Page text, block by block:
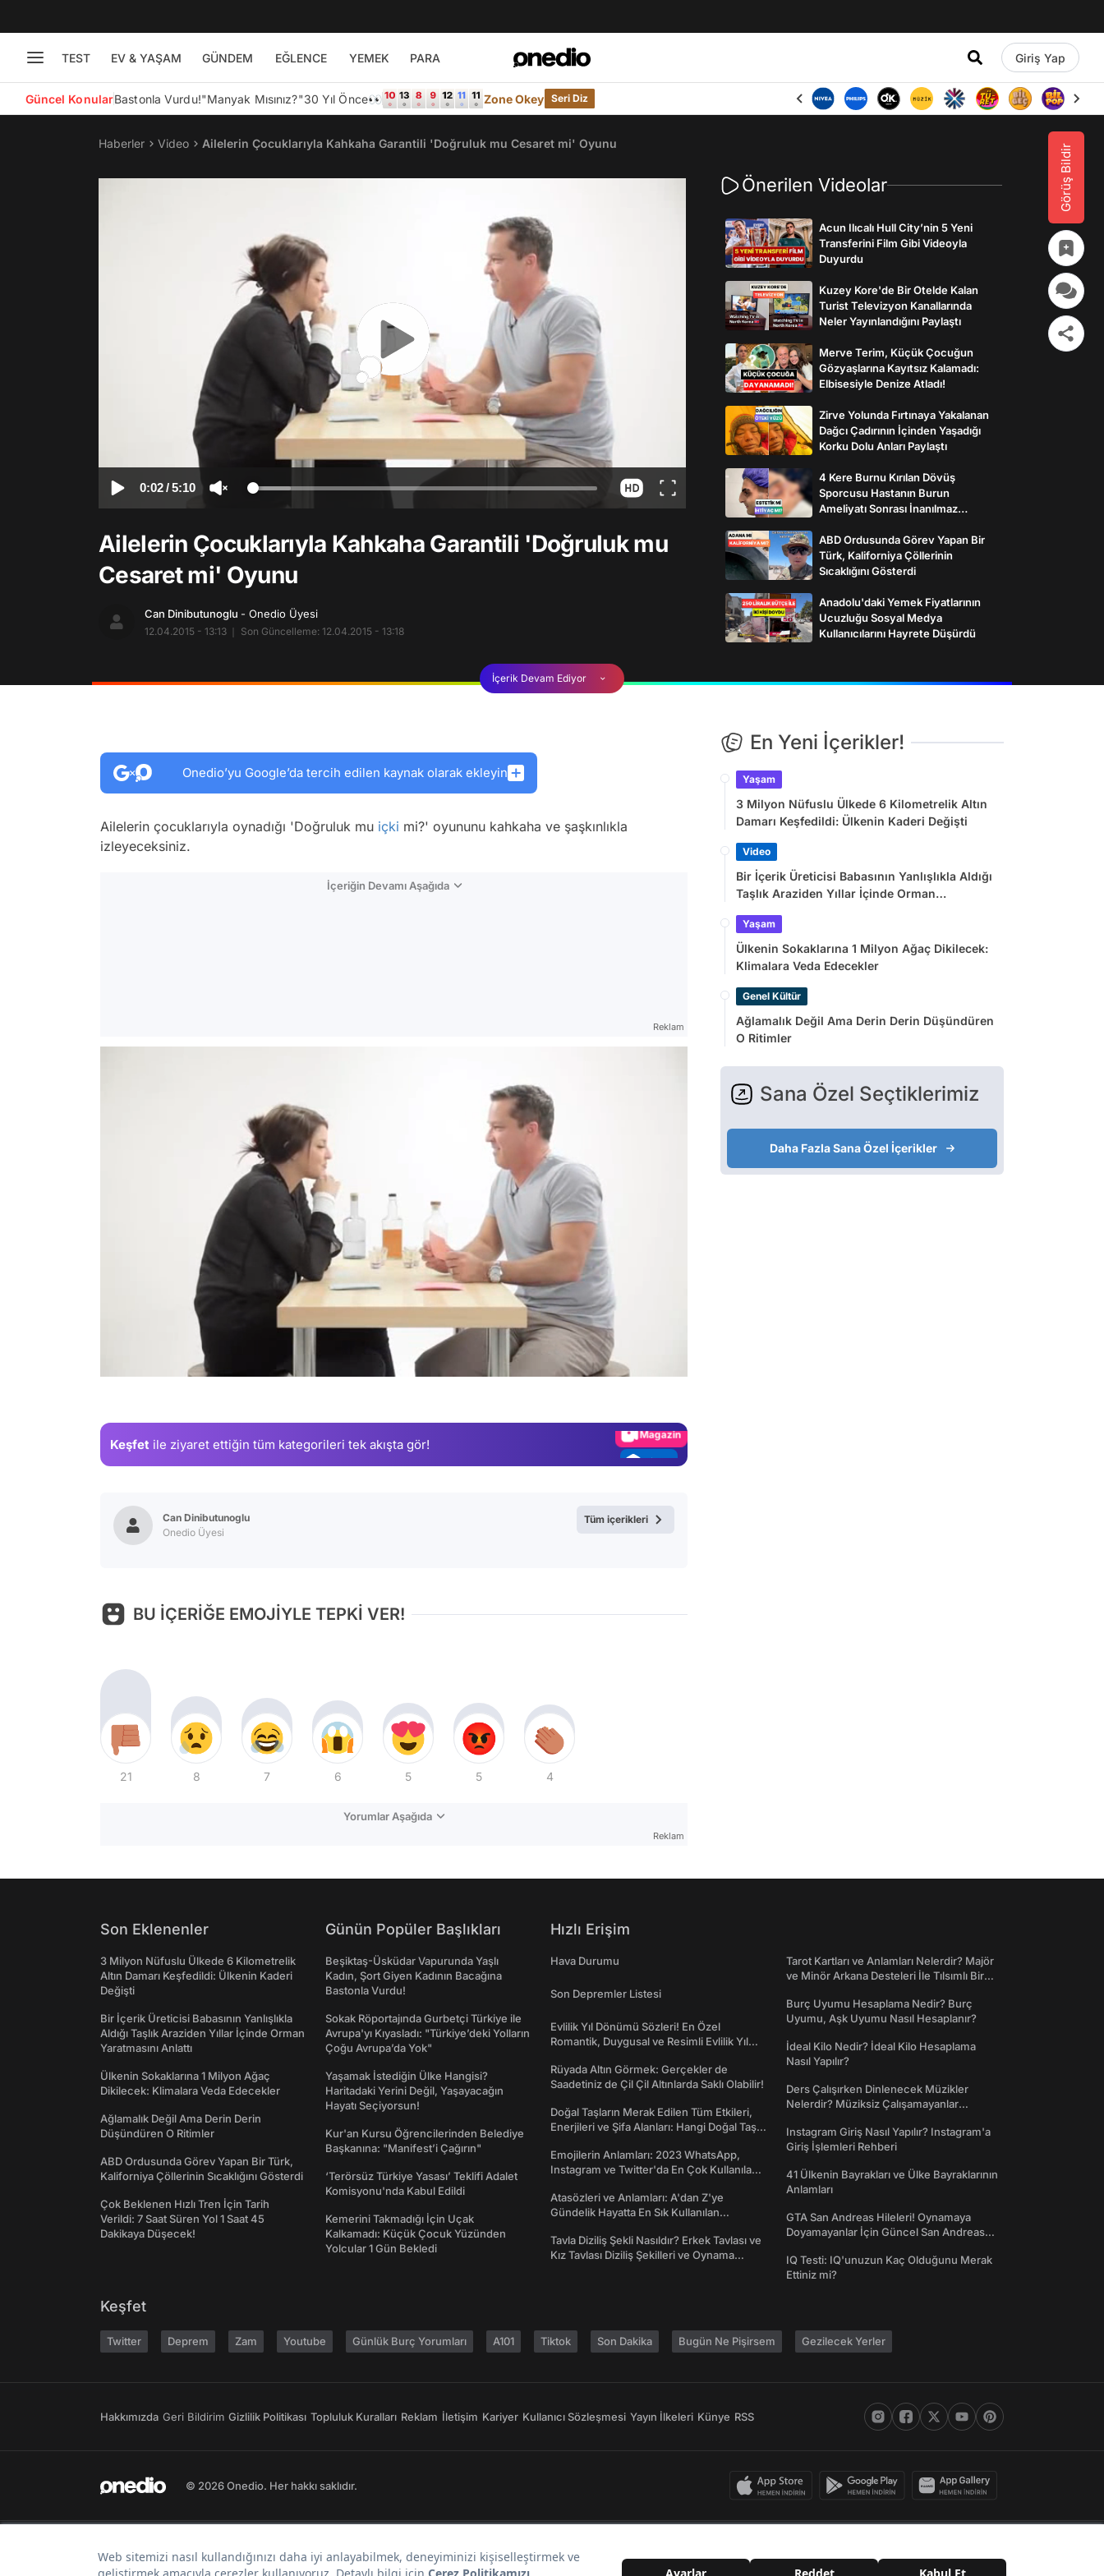
TEST EV & YAŞAM GÜNDEM EĞLENCE YEMEK PARA Giriş Yap
Güncel KonularBastonla Vurdu!"Manyak Mısınız?"30 Yıl Önce👀 Zone Okey Seri Diz
Görüş Bildir
Haberler Video Ailelerin Çocuklarıyla Kahkaha Garantili 'Doğruluk mu Cesaret mi' Oyunu
0:02/5:10
Ailelerin Çocuklarıyla Kahkaha Garantili 'Doğruluk mu
Cesaret mi' Oyunu
Can Dinibutunoglu - Onedio Üyesi
12.04.2015 - 13:13 Son Güncelleme: 12.04.2015 - 13:18
Önerilen Videolar
Acun Ilıcalı Hull City’nin 5 Yeni
Transferini Film Gibi Videoyla
Duyurdu
Kuzey Kore'de Bir Otelde Kalan
Turist Televizyon Kanallarında
Neler Yayınlandığını Paylaştı
Merve Terim, Küçük Çocuğun
Gözyaşlarına Kayıtsız Kalamadı:
Elbisesiyle Denize Atladı!
Zirve Yolunda Fırtınaya Yakalanan
Dağcı Çadırının İçinden Yaşadığı
Korku Dolu Anları Paylaştı
4 Kere Burnu Kırılan Dövüş
Sporcusu Hastanın Burun
Ameliyatı Sonrası İnanılmaz
ABD Ordusunda Görev Yapan Bir
Türk, Kaliforniya Çöllerinin
Sıcaklığını Gösterdi
Anadolu'daki Yemek Fiyatlarının
Ucuzluğu Sosyal Medya
Kullanıcılarını Hayrete Düşürdü
İçerik Devam Ediyor
Onedio’yu Google’da tercih edilen kaynak olarak ekleyin
Ailelerin çocuklarıyla oynadığı 'Doğruluk mu içki mi?' oyununu kahkaha ve şaşkınlıkla
izleyeceksiniz.
İçeriğin Devamı Aşağıda
Reklam
Keşfet ile ziyaret ettiğin tüm kategorileri tek akışta gör! Video
Can Dinibutunoglu
Onedio Üyesi
Tüm içerikleri
BU İÇERİĞE EMOJİYLE TEPKİ VER!
21 8 7 6 5 5 4
Yorumlar Aşağıda
Reklam
En Yeni İçerikler!
Yaşam
3 Milyon Nüfuslu Ülkede 6 Kilometrelik Altın
Damarı Keşfedildi: Ülkenin Kaderi Değişti
Video
Bir İçerik Üreticisi Babasının Yanlışlıkla Aldığı
Taşlık Araziden Yıllar İçinde Orman
Yaşam
Ülkenin Sokaklarına 1 Milyon Ağaç Dikilecek:
Klimalara Veda Edecekler
Genel Kültür
Ağlamalık Değil Ama Derin Derin Düşündüren
O Ritimler
Sana Özel Seçtiklerimiz
Daha Fazla Sana Özel İçerikler
Son Eklenenler
3 Milyon Nüfuslu Ülkede 6 Kilometrelik
Altın Damarı Keşfedildi: Ülkenin Kaderi
Değişti
Bir İçerik Üreticisi Babasının Yanlışlıkla
Aldığı Taşlık Araziden Yıllar İçinde Orman
Yaratmasını Anlattı
Ülkenin Sokaklarına 1 Milyon Ağaç
Dikilecek: Klimalara Veda Edecekler
Ağlamalık Değil Ama Derin Derin
Düşündüren O Ritimler
ABD Ordusunda Görev Yapan Bir Türk,
Kaliforniya Çöllerinin Sıcaklığını Gösterdi
Çok Beklenen Hızlı Tren İçin Tarih
Verildi: 7 Saat Süren Yol 1 Saat 45
Dakikaya Düşecek!
Günün Popüler Başlıkları
Beşiktaş-Üsküdar Vapurunda Yaşlı
Kadın, Şort Giyen Kadının Bacağına
Bastonla Vurdu!
Sokak Röportajında Gurbetçi Türkiye ile
Avrupa'yı Kıyasladı: "Türkiye’deki Yolların
Çoğu Avrupa’da Yok"
Yaşamak İstediğin Ülke Hangisi?
Haritadaki Yerini Değil, Yaşayacağın
Hayatı Seçiyorsun!
Kur'an Kursu Öğrencilerinden Belediye
Başkanına: "Manifest’i Çağırın"
‘Terörsüz Türkiye Yasası’ Teklifi Adalet
Komisyonu'nda Kabul Edildi
Kemerini Takmadığı İçin Uçak
Kalkamadı: Küçük Çocuk Yüzünden
Yolcular 1 Gün Bekledi
Hızlı Erişim
Hava Durumu
Son Depremler Listesi
Evlilik Yıl Dönümü Sözleri! En Özel
Romantik, Duygusal ve Resimli Evlilik Yıl
Rüyada Altın Görmek: Gerçekler de
Saadetiniz de Çil Çil Altınlarda Saklı Olabilir!
Doğal Taşların Merak Edilen Tüm Etkileri,
Enerjileri ve Şifa Alanları: Hangi Doğal Taş
Emojilerin Anlamları: 2023 WhatsApp,
Instagram ve Twitter'da En Çok Kullanılan
Atasözleri ve Anlamları: A'dan Z'ye
Gündelik Hayatta En Sık Kullanılan
Tavla Diziliş Şekli Nasıldır? Erkek Tavlası ve
Kız Tavlası Diziliş Şekilleri ve Oynama
Tarot Kartları ve Anlamları Nelerdir? Majör
ve Minör Arkana Desteleri İle Tılsımlı Bir
Burç Uyumu Hesaplama Nedir? Burç
Uyumu, Aşk Uyumu Nasıl Hesaplanır?
İdeal Kilo Nedir? İdeal Kilo Hesaplama
Nasıl Yapılır?
Ders Çalışırken Dinlenecek Müzikler
Nelerdir? Müziksiz Çalışamayanlar
Instagram Giriş Nasıl Yapılır? Instagram'a
Giriş İşlemleri Rehberi
41 Ülkenin Bayrakları ve Ülke Bayraklarının
Anlamları
GTA San Andreas Hileleri! Oynamaya
Doyamayanlar İçin Güncel San Andreas
IQ Testi: IQ'unuzun Kaç Olduğunu Merak
Ettiniz mi?
Keşfet
Twitter Deprem Zam Youtube Günlük Burç Yorumları A101 Tiktok Son Dakika Bugün Ne Pişirsem Gezilecek Yerler
Hakkımızda Geri Bildirim Gizlilik Politikası Topluluk Kuralları Reklam İletişim Kariyer Kullanıcı Sözleşmesi Yayın İlkeleri Künye RSS
© 2026 Onedio. Her hakkı saklıdır.